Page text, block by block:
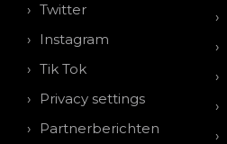
Twitter
Instagram
Tik Tok
Privacy settings
Partnerberichten